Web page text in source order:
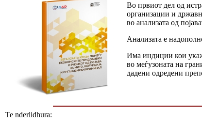
Во првиот дел од
организации и
во анализата од
Анализата е
Има индиции кои
во меѓузоната на
дадени одредени
Te nderlidhura: